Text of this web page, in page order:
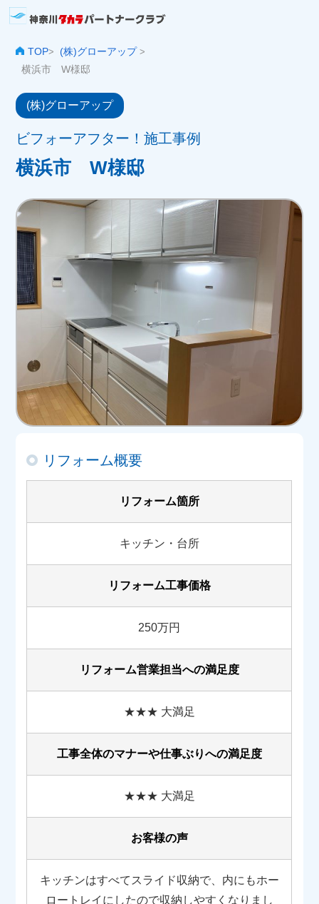
TOP> (株)グローアップ>
横浜市 W様邸
(株)グローアップ
ビフォーアフター！施工事例
横浜市 W様邸
リフォーム概要
リフォーム箇所
キッチン・台所
リフォーム工事価格
250万円
リフォーム営業担当への満足度
★★★ 大満足
工事全体のマナーや仕事ぶりへの満足度
★★★ 大満足
お客様の声
キッチンはすべてスライド収納で、内にもホー
ロートレイにしたので収納しやすくなりまし